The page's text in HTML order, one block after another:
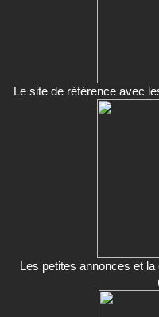
Le site de référence avec
Les petites annonces et